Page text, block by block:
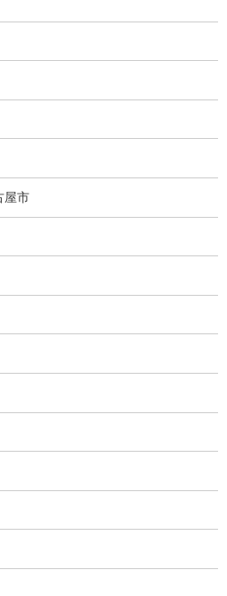
屋
め相談、小学生、中学生、高校生
屋市